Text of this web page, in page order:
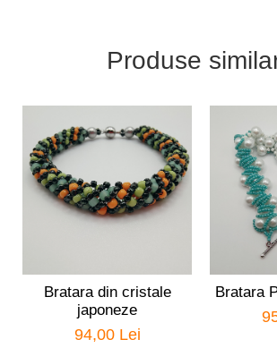
Produse
Bratara din cristale
japoneze
94,00 Lei
Bratara